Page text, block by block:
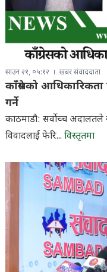
साउन २१, ०५:१२ खबर संवाददाता
काँग्रेसको
गर्ने
काठमाडौ: सर्वोच्च अदालतले
विवादलाई फेरि... विस्तृतमा